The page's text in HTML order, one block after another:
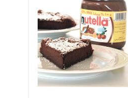
TORTA MAGICA
ALLA NUTELLA,
IN DUE
INGREDIENTI!
Una condanna. Una
perdizione. Una droga.
Un'ossessione. Tutte in quel
barattolo. E se ne ...